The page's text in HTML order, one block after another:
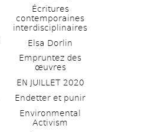
Écritures
contemporaines
interdisciplinaires
Elsa Dorlin
Empruntez des
œuvres
EN JUILLET 2020
Endetter et punir
Environmental
Activism